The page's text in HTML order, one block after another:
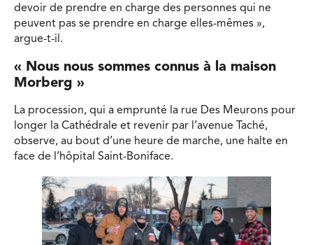
devoir de prendre en charge des personnes qui ne
peuvent pas se prendre en charge elles-mêmes »,
argue-t-il.
« Nous nous sommes connus à la maison
Morberg »
La procession, qui a emprunté la rue Des Meurons pour
longer la Cathédrale et revenir par l’avenue Taché,
observe, au bout d’une heure de marche, une halte en
face de l’hôpital Saint-Boniface.